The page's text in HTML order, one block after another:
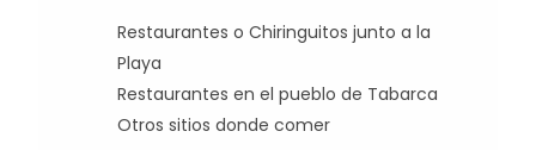
Restaurantes o Chiringuitos junto a la
Playa
Restaurantes en el pueblo de Tabarca
Otros sitios donde comer